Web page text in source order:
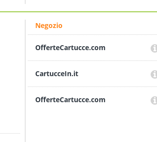
Negozio
OfferteCartucce.com
CartucceIn.it
OfferteCartucce.com